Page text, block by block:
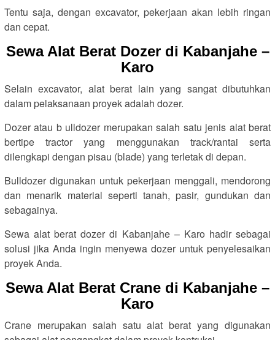
Tentu saja, dengan excavator, pekerjaan akan lebih ringan
dan cepat.
Sewa Alat Berat Dozer di Kabanjahe –
Karo
Selain excavator, alat berat lain yang sangat dibutuhkan
dalam pelaksanaan proyek adalah dozer.
Dozer atau b ulldozer merupakan salah satu jenis alat berat
bertipe tractor yang menggunakan track/rantai serta
dilengkapi dengan pisau (blade) yang terletak di depan.
Bulldozer digunakan untuk pekerjaan menggali, mendorong
dan menarik material seperti tanah, pasir, gundukan dan
sebagainya.
Sewa alat berat dozer di Kabanjahe – Karo hadir sebagai
solusi jika Anda ingin menyewa dozer untuk penyelesaikan
proyek Anda.
Sewa Alat Berat Crane di Kabanjahe –
Karo
Crane merupakan salah satu alat berat yang digunakan